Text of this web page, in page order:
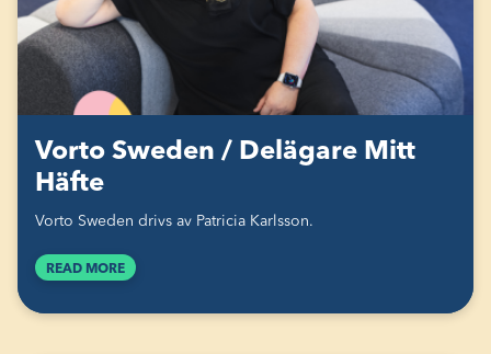
Vorto Sweden / Delägare Mitt
Häfte
Vorto Sweden drivs av Patricia Karlsson.
READ MORE